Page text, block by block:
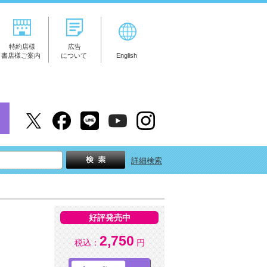
特約店様
書店様ご案内
広告
について
English
詳細検索
好評発売中
税込： 2,750 円